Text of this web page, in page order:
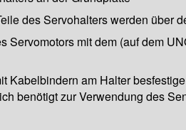
des Servohalters werden über
Servomotors mit dem (auf dem
Kabelbindern am Halter
benötigt zur Verwendung des